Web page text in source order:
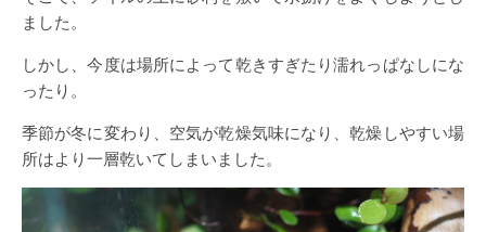
ました。
しかし、今度は場所によって乾きすぎたり濡れっぱなしにな
ったり。
季節が冬に変わり、空気が乾燥気味になり、乾燥しやすい場
所はより一層乾いてしまいました。